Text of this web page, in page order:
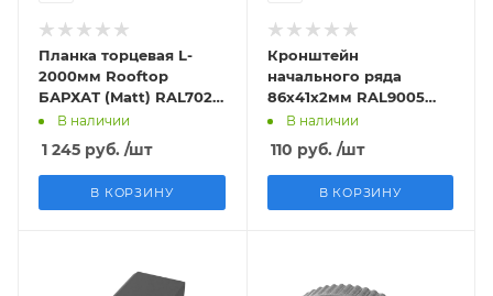
Планка торцевая L-
2000мм Rooftop
БАРХАТ (Matt) RAL7024
В наличии
1 245 руб. /шт
В КОРЗИНУ
Кронштейн
начального ряда
86х41х2мм RAL9005
MattВ наличии
110 руб. /шт
В КОРЗИНУ